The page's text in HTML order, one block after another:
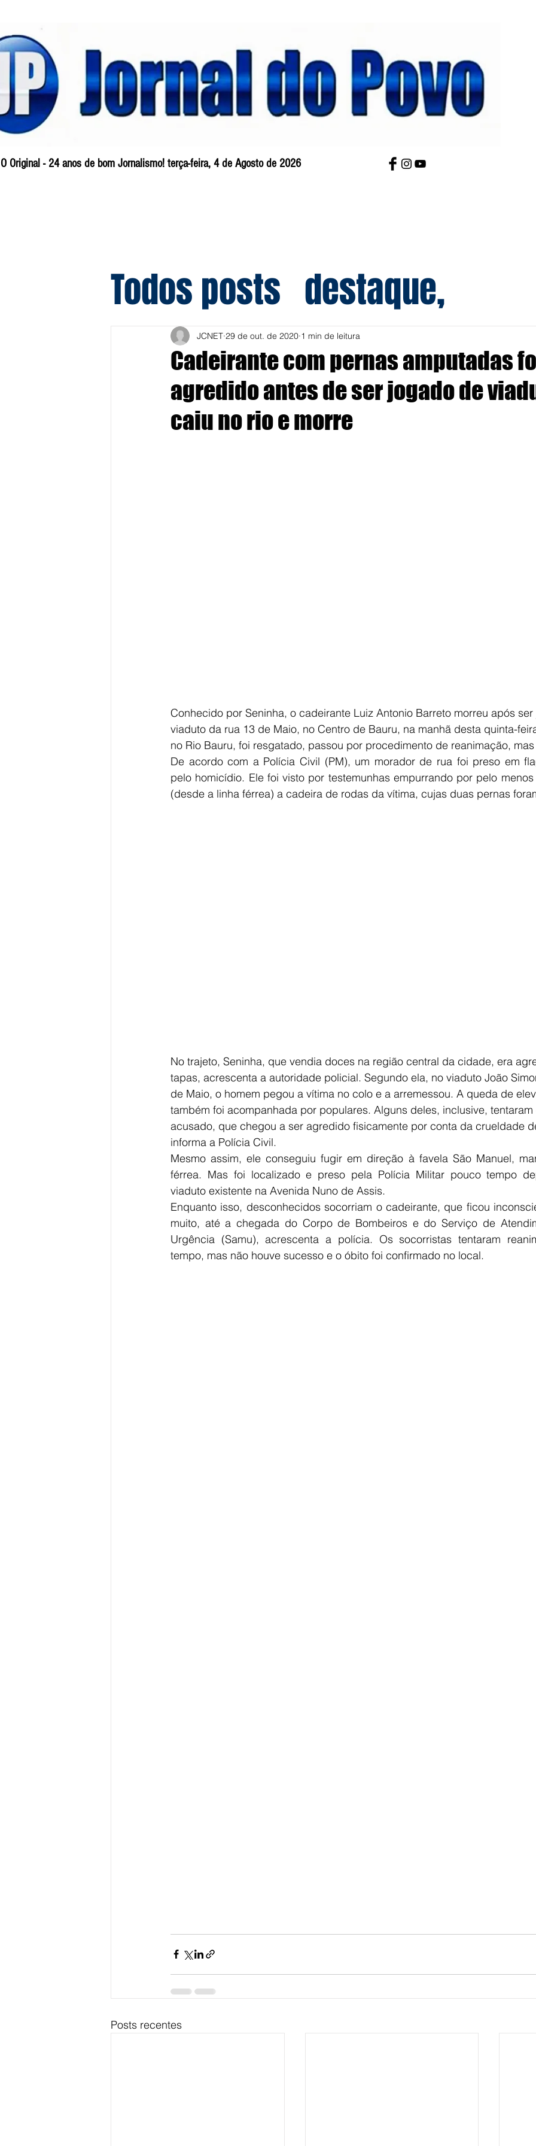
O Original - 24 anos de bom Jornalismo! terça-feira, 4 de Agosto de 2026
Todos posts destaque,
Cadeirante com pernas amputadas
agredido antes de ser jogado de
caiu no rio e morre
JCNET 29 de out. de 2020 1 min de leitura
Conhecido por Seninha, o cadeirante Luiz Antonio Barreto morreu após
viaduto da rua 13 de Maio, no Centro de Bauru, na manhã desta quinta-
no Rio Bauru, foi resgatado, passou por procedimento de reanimação,
De acordo com a Polícia Civil (PM), um morador de rua foi preso em
pelo homicídio. Ele foi visto por testemunhas empurrando por pelo
(desde a linha férrea) a cadeira de rodas da vítima, cujas duas pernas
No trajeto, Seninha, que vendia doces na região central da cidade, era
tapas, acrescenta a autoridade policial. Segundo ela, no viaduto João
de Maio, o homem pegou a vítima no colo e a arremessou. A queda de
também foi acompanhada por populares. Alguns deles, inclusive,
acusado, que chegou a ser agredido fisicamente por conta da crueldade
informa a Polícia Civil.
Mesmo assim, ele conseguiu fugir em direção à favela São Manuel,
férrea. Mas foi localizado e preso pela Polícia Militar pouco tempo
viaduto existente na Avenida Nuno de Assis.
Enquanto isso, desconhecidos socorriam o cadeirante, que ficou
muito, até a chegada do Corpo de Bombeiros e do Serviço de
Urgência (Samu), acrescenta a polícia. Os socorristas tentaram
tempo, mas não houve sucesso e o óbito foi confirmado no local.
Posts recentes